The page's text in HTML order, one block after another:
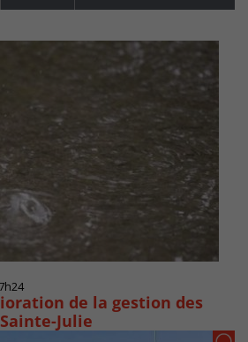
de la gestion des
Julie